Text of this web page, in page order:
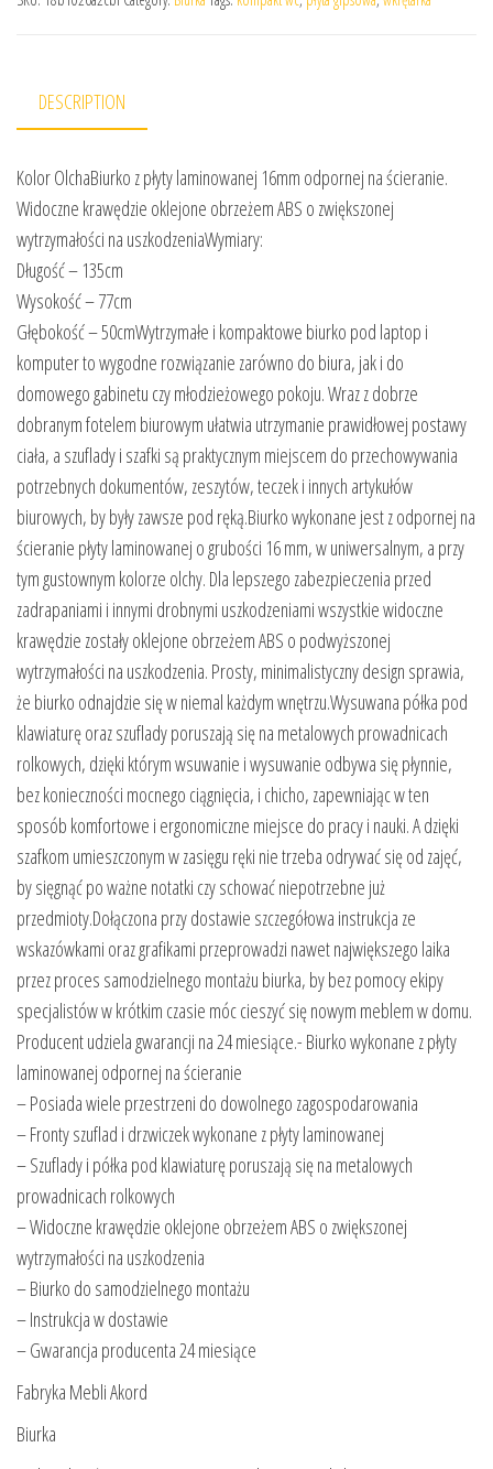
DESCRIPTION
Kolor OlchaBiurko z płyty laminowanej 16mm odpornej na ścieranie.
Widoczne krawędzie oklejone obrzeżem ABS o zwiększonej
wytrzymałości na uszkodzeniaWymiary:
Długość – 135cm
Wysokość – 77cm
Głębokość – 50cmWytrzymałe i kompaktowe biurko pod laptop i
komputer to wygodne rozwiązanie zarówno do biura, jak i do
domowego gabinetu czy młodzieżowego pokoju. Wraz z dobrze
dobranym fotelem biurowym ułatwia utrzymanie prawidłowej postawy
ciała, a szuflady i szafki są praktycznym miejscem do przechowywania
potrzebnych dokumentów, zeszytów, teczek i innych artykułów
biurowych, by były zawsze pod ręką.Biurko wykonane jest z odpornej na
ścieranie płyty laminowanej o grubości 16 mm, w uniwersalnym, a przy
tym gustownym kolorze olchy. Dla lepszego zabezpieczenia przed
zadrapaniami i innymi drobnymi uszkodzeniami wszystkie widoczne
krawędzie zostały oklejone obrzeżem ABS o podwyższonej
wytrzymałości na uszkodzenia. Prosty, minimalistyczny design sprawia,
że biurko odnajdzie się w niemal każdym wnętrzu.Wysuwana półka pod
klawiaturę oraz szuflady poruszają się na metalowych prowadnicach
rolkowych, dzięki którym wsuwanie i wysuwanie odbywa się płynnie,
bez konieczności mocnego ciągnięcia, i chicho, zapewniając w ten
sposób komfortowe i ergonomiczne miejsce do pracy i nauki. A dzięki
szafkom umieszczonym w zasięgu ręki nie trzeba odrywać się od zajęć,
by sięgnąć po ważne notatki czy schować niepotrzebne już
przedmioty.Dołączona przy dostawie szczegółowa instrukcja ze
wskazówkami oraz grafikami przeprowadzi nawet największego laika
przez proces samodzielnego montażu biurka, by bez pomocy ekipy
specjalistów w krótkim czasie móc cieszyć się nowym meblem w domu.
Producent udziela gwarancji na 24 miesiące.- Biurko wykonane z płyty
laminowanej odpornej na ścieranie
– Posiada wiele przestrzeni do dowolnego zagospodarowania
– Fronty szuflad i drzwiczek wykonane z płyty laminowanej
– Szuflady i półka pod klawiaturę poruszają się na metalowych
prowadnicach rolkowych
– Widoczne krawędzie oklejone obrzeżem ABS o zwiększonej
wytrzymałości na uszkodzenia
– Biurko do samodzielnego montażu
– Instrukcja w dostawie
– Gwarancja producenta 24 miesiące
Fabryka Mebli Akord
Biurka